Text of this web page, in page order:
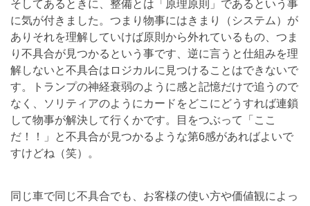
そしてあるときに、整備とは「原理原則」 であるという事
に気が付きました。つまり物事にはきまり（ システム）が
ありそれを理解していけば原則から外れているもの、 つま
り不具合が見つかるという事です、 逆に言うと仕組みを理
解しないと不具合はロジカルに見つけること はできないで
す。
トランプの神経衰弱のように感と記憶だけで追うので
なく、
ソリティアのようにカードをどこにどうすれば連鎖
して物事が解決して行くかです。目をつぶって「ここ
だ！！」
と不具合が見つかるような第6感があればよいで
すけどね（笑）。
同じ車で同じ不具合でも、 お客様の使い方や価値観によっ